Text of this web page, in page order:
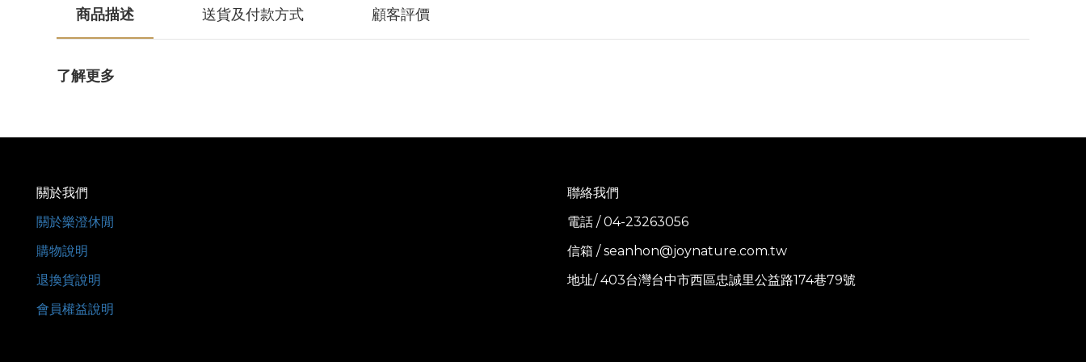
商品描述 送貨及付款方式 顧客評價
了解更多
關於我們
關於樂澄休閒
購物說明
退換貨說明
會員權益說明
聯絡我們
電話 / 04-23263056
信箱 / seanhon@joynature.com.tw
地址/ 403台灣台中市西區忠誠里公益路174巷79號